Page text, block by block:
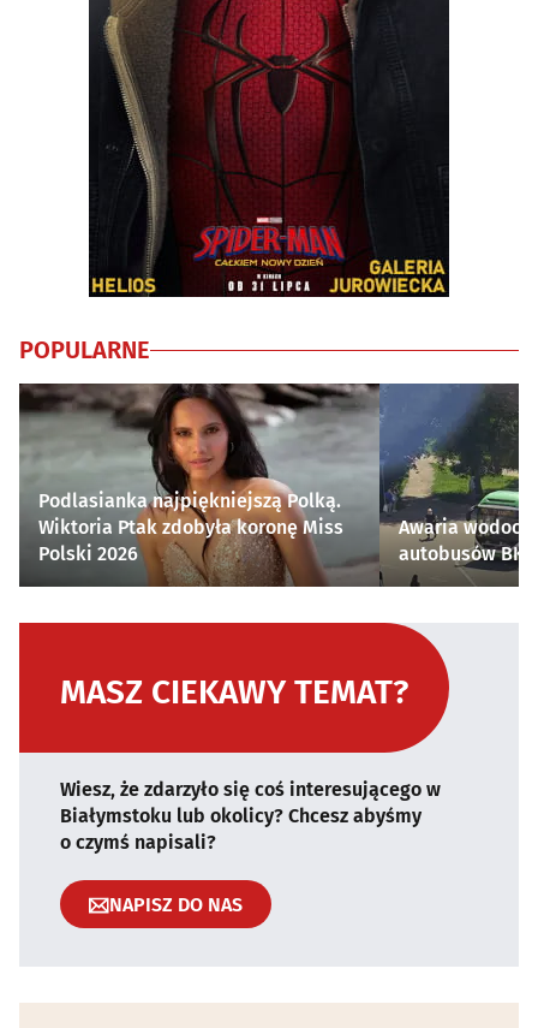
POPULARNE
Podlasianka najpiękniejszą Polką.
Wiktoria Ptak zdobyła koronę Miss
Polski 2026
Awaria
autobusów
MASZ CIEKAWY TEMAT?
Wiesz, że zdarzyło się coś interesującego w
Białymstoku lub okolicy? Chcesz abyśmy
o czymś napisali?
NAPISZ DO NAS